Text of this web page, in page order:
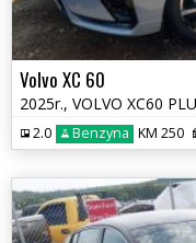
Volvo XC 60
2.0 Benzyna KM 250